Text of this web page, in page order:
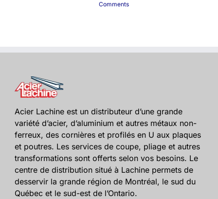
Comments
Acier Lachine est un distributeur d’une grande
variété d’acier, d’aluminium et autres métaux non-
ferreux, des cornières et profilés en U aux plaques
et poutres. Les services de coupe, pliage et autres
transformations sont offerts selon vos besoins. Le
centre de distribution situé à Lachine permets de
desservir la grande région de Montréal, le sud du
Québec et le sud-est de l’Ontario.